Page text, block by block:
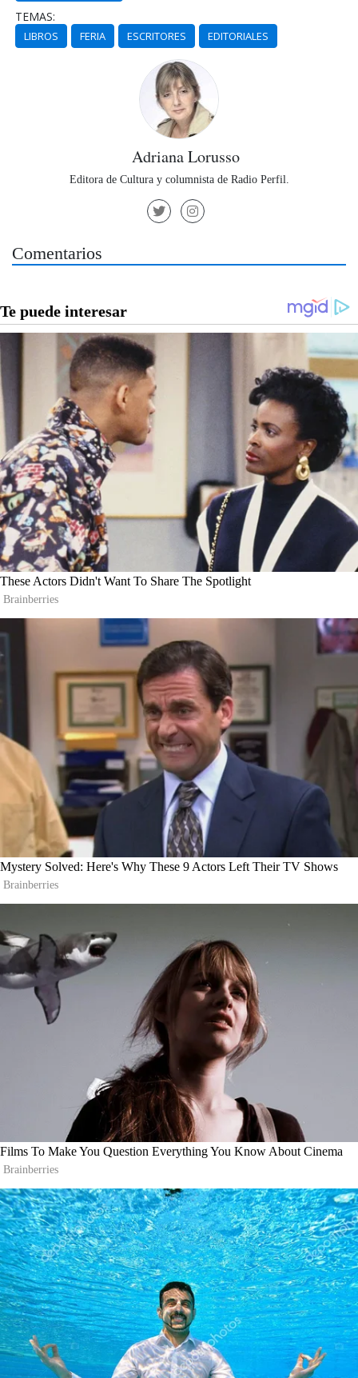
TEMAS:
LIBROS FERIA ESCRITORES EDITORIALES
Adriana Lorusso
Editora de Cultura y columnista de Radio Perfil.
Comentarios